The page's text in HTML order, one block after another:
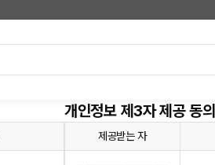
개인정보 제3자 제공 동의
제공받는 자